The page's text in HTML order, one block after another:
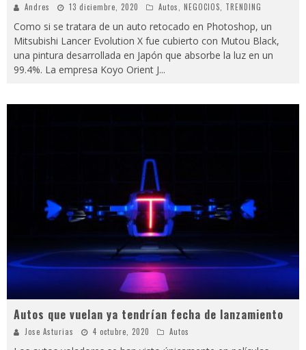
Andres 13 diciembre, 2020 Autos NEGOCIOS TRENDING
Como si se tratara de un auto retocado en Photoshop, un
Mitsubishi Lancer Evolution X fue cubierto con Mutou Black,
una pintura desarrollada en Japón que absorbe la luz en un
99.4%. La empresa Koyo Orient J...
Autos que vuelan ya tendrían fecha de lanzamiento
Jose Asturias 4 octubre, 2020 Autos